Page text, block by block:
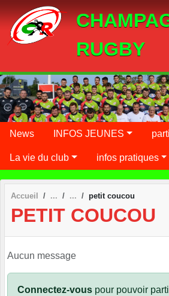
RUGBY
News INFOS JEUNES
La vie du club infos pratiques
Accueil petit coucou
PETIT COUCOU
Aucun message
Connectez-vous pour pouvoir
Panneau de gestion des cookies